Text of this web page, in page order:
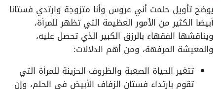
يوضح تأويل حلمت أني عروس وأنا متزوجة وارتدي فستانا
أبيضا الكثير من الأمور العظيمة التي تظهر للمرأة،
ويناقشها الفقهاء بالرزق الكبير الذي تحصل عليه،
والمعيشة المرفهة، ومن أهم الدلالات:
تتغير الحياة الصعبة والظروف الحزينة للمرأة التي
تقوم بارتداء فستان الزفاف الأبيض في الحلم، وإن